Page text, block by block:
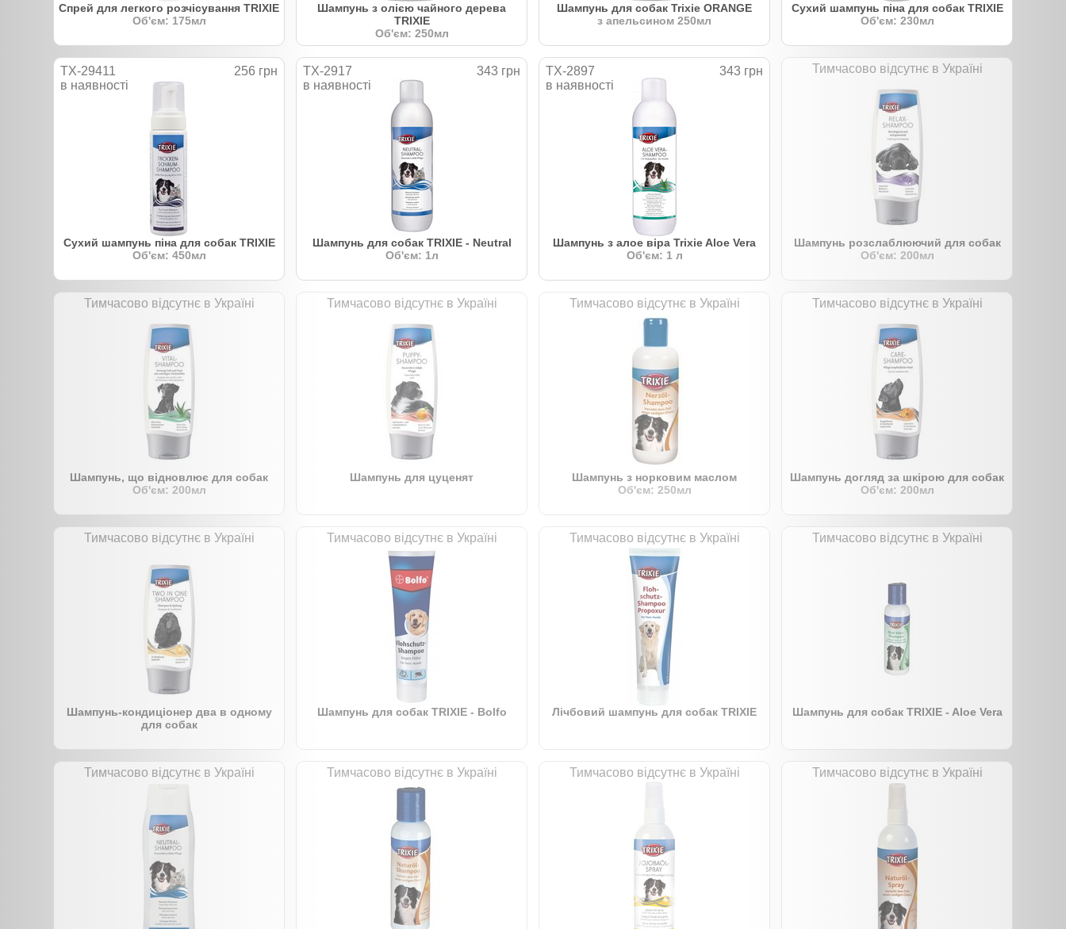
Спрей для легкого розчісування TRIXIE
Об'єм: 175мл
Шампунь з олією чайного дерева
TRIXIE
Об'єм: 250мл
Шампунь для собак Trixie ORANGE
з апельсином 250мл
Сухий шампунь піна для собак TRIXIE
Об'єм: 230мл
TX-29411
в наявності
256 грн
Сухий шампунь піна для собак TRIXIE
Об'єм: 450мл
TX-2917
в наявності
343 грн
Шампунь для собак TRIXIE - Neutral
Об'єм: 1л
TX-2897
в наявності
343 грн
Шампунь з алое віра Trixie Aloe Vera
Об'єм: 1 л
Тимчасово відсутнє в Україні
Шампунь розслаблюючий для собак
Об'єм: 200мл
Тимчасово відсутнє в Україні
Шампунь, що відновлює для собак
Об'єм: 200мл
Тимчасово відсутнє в Україні
Шампунь для цуценят
Тимчасово відсутнє в Україні
Шампунь з норковим маслом
Об'єм: 250мл
Тимчасово відсутнє в Україні
Шампунь догляд за шкірою для собак
Об'єм: 200мл
Тимчасово відсутнє в Україні
Шампунь-кондиціонер два в одному
для собак
Тимчасово відсутнє в Україні
Шампунь для собак TRIXIE - Bolfo
Тимчасово відсутнє в Україні
Лічбовий шампунь для собак TRIXIE
Тимчасово відсутнє в Україні
Шампунь для собак TRIXIE - Aloe Vera
Тимчасово відсутнє в Україні Тимчасово відсутнє в Україні Тимчасово відсутнє в Україні Тимчасово відсутнє в Україні